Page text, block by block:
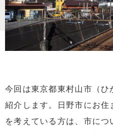
今回は東京都東村山市（
紹介します。日野市にお住
を考えている方は、市に